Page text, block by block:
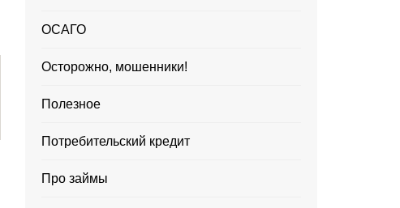
ОСАГО
Осторожно, мошенники!
Полезное
Потребительский кредит
Про займы